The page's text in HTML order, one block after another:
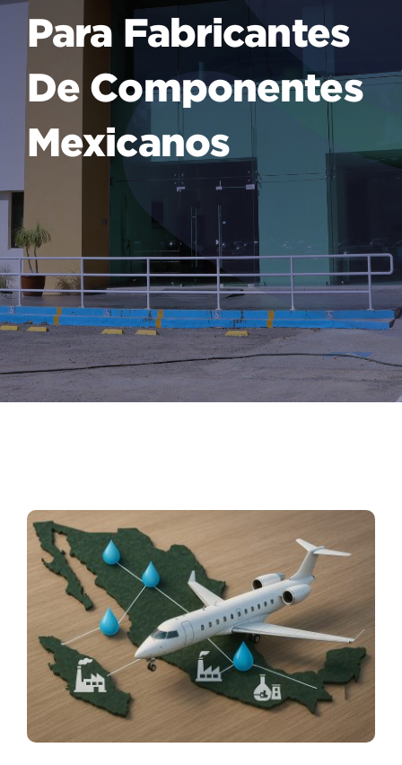
Para Fabricantes
De Componentes
Mexicanos